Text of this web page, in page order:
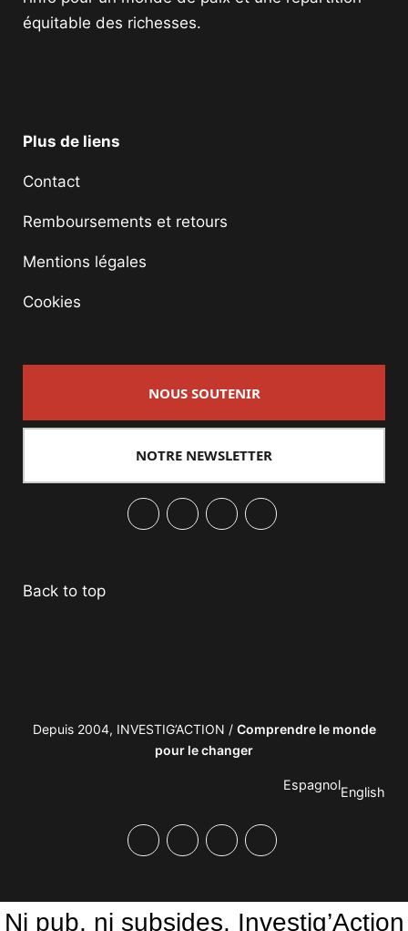
équitable des richesses.
Plus de liens
Contact
Remboursements et retours
Mentions légales
Cookies
NOUS SOUTENIR
NOTRE NEWSLETTER
Back to top
Depuis 2004, INVESTIG’ACTION / Comprendre le monde
pour le changer
EspagnolEnglish
Ni pub, ni subsides. Investig’Action